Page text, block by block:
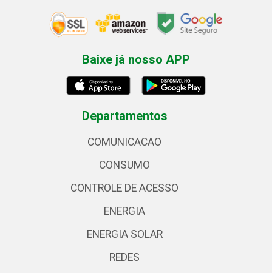
Baixe já nosso APP
Departamentos
COMUNICACAO
CONSUMO
CONTROLE DE ACESSO
ENERGIA
ENERGIA SOLAR
REDES